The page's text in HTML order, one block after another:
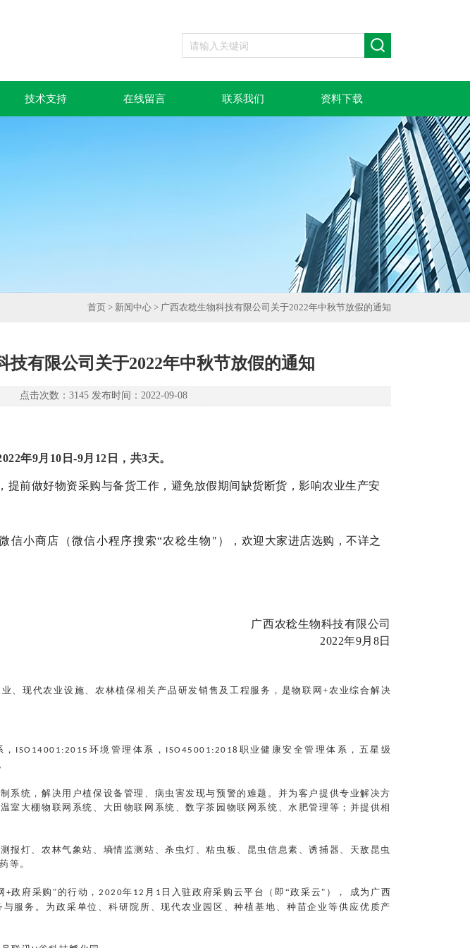
技术支持 在线留言 联系我们 资料下载
首页 > 新闻中心 > 广西农稔生物科技有限公司关于2022年中秋节放假的通知
技有限公司关于2022年中秋节放假的通知
点击次数：3145 发布时间：2022-09-08
年9月10日-9月12日，共3天。
提前做好物资采购与备货工作，避免放假期间缺货断货，影响农业生产安
信小商店（微信小程序搜索“农稔生物"） ，欢迎大家进店选购，不详之
广西农稔生物科技有限公司
2022年9月8日
、现代农业设施、农林植保相关产品研发销售及工程服务，是物联网+农业综合解决
ISO14001:2015 环境管理体系， ISO45001:2018 职业健康安全管理体系，五星级
系统，解决用户植保设备管理、病虫害发现与预警的难题。并为客户提供专业解决方
室大棚物联网系统、大田物联网系统、数字茶园物联网系统、水肥管理等；并提供相
报灯、农林气象站、墒情监测站、杀虫灯、粘虫板、昆虫信息素、诱捕器、天敌昆虫
等。
+政府采购"的行动，2020年 12 月 1 日入驻政府采购云平台（即“政采云"）， 成为广西
服务。为政采单位、科研院所、现代农业园区、种植基地、种苗企业等供应优质产